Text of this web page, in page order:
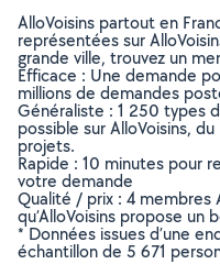
AlloVoisins partout en
représentées sur
grande ville, trouvez un
Efficace : Une demande
millions de demandes
Généraliste : 1 250 types
possible sur AlloVoisins,
projets.
Rapide : 10 minutes pour
votre demande
Qualité / prix : 4 membres
qu’AlloVoisins propose
* Données issues d’une
échantillon de 5 671